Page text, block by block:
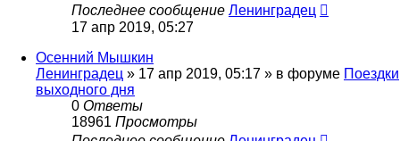
Последнее сообщение Ленинградец
17 апр 2019, 05:27
Осенний Мышкин
Ленинградец » 17 апр 2019, 05:17 » в форуме Поездки
выходного дня
0 Ответы
18961 Просмотры